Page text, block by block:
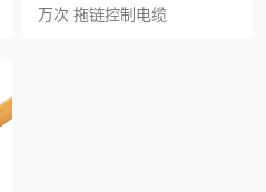
万次 拖链控制电缆